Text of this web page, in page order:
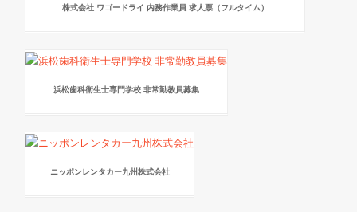
株式会社 ワゴードライ 内務作業員 求人票（フルタイム）
浜松歯科衛生士専門学校 非常勤教員募集
ニッポンレンタカー九州株式会社